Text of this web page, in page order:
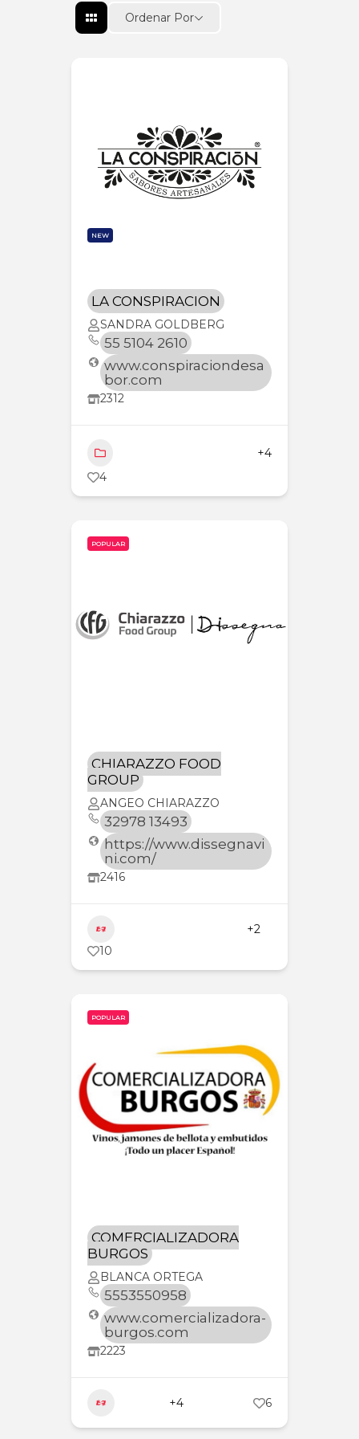
Ordenar Por
NEW
LA CONSPIRACION
SANDRA GOLDBERG
55 5104 2610
www.conspiraciondesa
bor.com
2312
+4
4
POPULAR
CHIARAZZO FOOD
GROUP
ANGEO CHIARAZZO
32978 13493
https://www.dissegnavi
ni.com/
2416
+2
10
POPULAR
COMERCIALIZADORA
BURGOS
BLANCA ORTEGA
5553550958
www.comercializadora-
burgos.com
2223
+4 6